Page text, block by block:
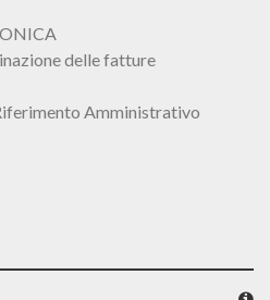
delle fatture
Amministrativo